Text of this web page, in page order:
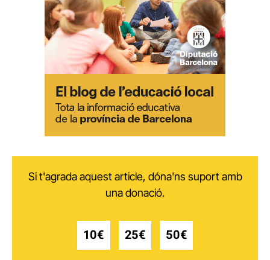
Si t'agrada aquest article, dóna'ns suport amb
una donació.
10€ 25€ 50€